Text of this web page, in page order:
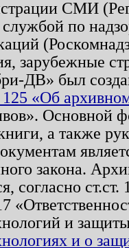
СМИ
по
зарубежные
ДВ» был
«Об
Основной
а также
закона.
согласно
и
и о